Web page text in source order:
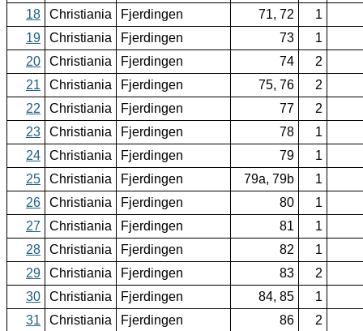
18
Christiania Fjerdingen 71, 72
1
19
Christiania Fjerdingen 73
1
20
Christiania Fjerdingen 74
2
21
Christiania Fjerdingen 75, 76
2
22
Christiania Fjerdingen 77
2
23
Christiania Fjerdingen 78
1
24
Christiania Fjerdingen 79
1
25
Christiania Fjerdingen 79a, 79b
1
26
Christiania Fjerdingen 80
1
27
Christiania Fjerdingen 81
1
28
Christiania Fjerdingen 82
1
29
Christiania Fjerdingen 83
2
30
Christiania Fjerdingen 84, 85
1
31
Christiania Fjerdingen 86
2